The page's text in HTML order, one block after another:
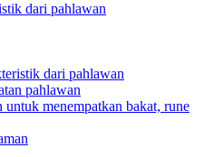
dari pahlawan
dari pahlawan
pahlawan
menempatkan bakat, rune